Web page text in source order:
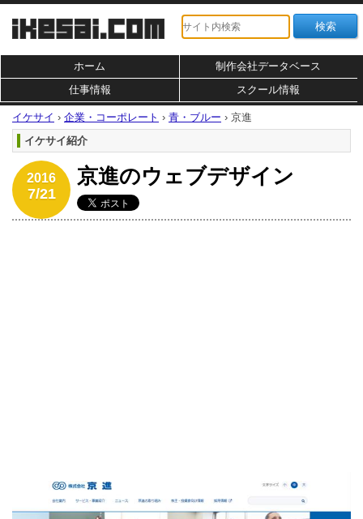
ホーム
制作会社データベース
仕事情報
スクール情報
イケサイ › 企業・コーポレート › 青・ブルー › 京進
イケサイ紹介
2016
7/21
京進のウェブデザイン